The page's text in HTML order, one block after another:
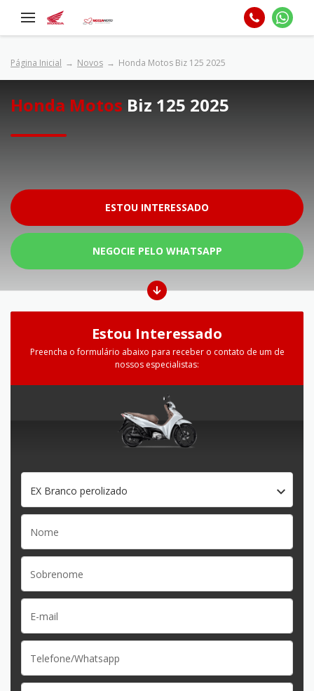
Página Inicial Novos Honda Motos Biz 125 2025
Honda Motos Biz 125 2025
ESTOU INTERESSADO
NEGOCIE PELO WHATSAPP
Estou Interessado
Preencha o formulário abaixo para receber o contato de um de
nossos especialistas:
EX Branco perolizado